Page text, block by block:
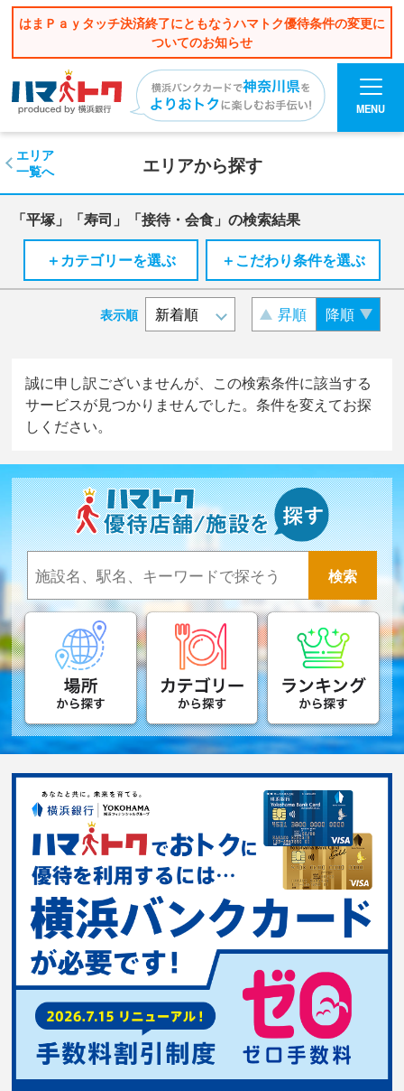
はまＰａｙタッチ決済終了にともなうハマトク優待条件の変更に
ついてのお知らせ
MENU
エリアから探す
エリア
一覧へ
「平塚」「寿司」「接待・会食」の検索結果
＋カテゴリーを選ぶ
＋こだわり条件を選ぶ
表示順 昇順 降順
誠に申し訳ございませんが、この検索条件に該当する
サービスが見つかりませんでした。条件を変えてお探
しください。